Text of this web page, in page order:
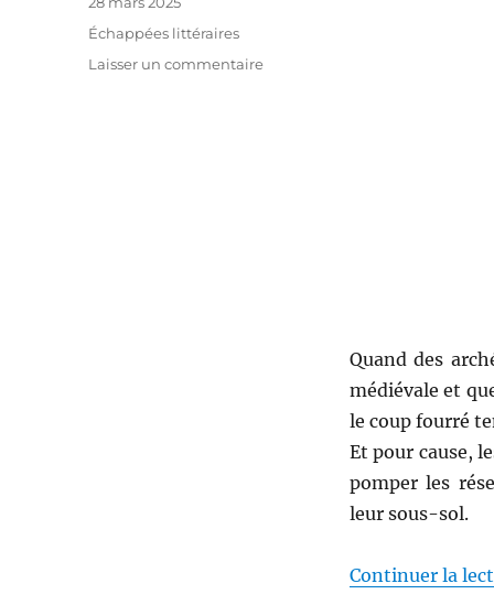
Quand des
médiévale et
le coup fourré
Et pour cause,
pomper les
leur sous-sol.
Continuer la
le
Catégories
Échappées littéraires
Laisser un commentairesur